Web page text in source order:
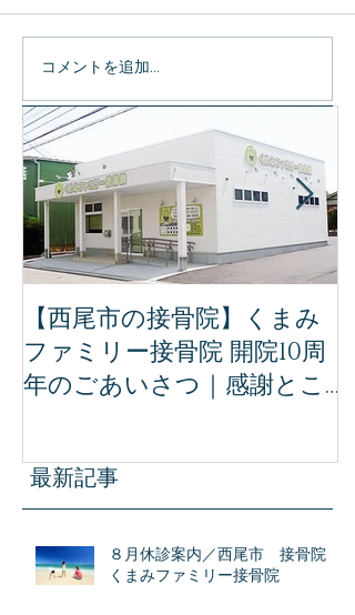
コメントを追加…
特集記事
【西尾市の接骨院】くまみ
ファミリー接骨院 開院10周
年のごあいさつ｜感謝とこ
最新記事
８月休診案内／西尾市 接骨院
くまみファミリー接骨院